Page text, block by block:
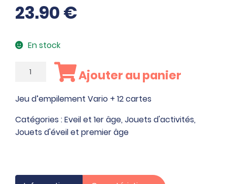
23.90€
En stock
quantité
d'empilement
Vario
+
Ajouter au panier
Jeu d’empilement Vario + 12 cartes
Catégories :Eveil et 1er âge, Jouets d'activités,
Jouets d'éveil et premier âge